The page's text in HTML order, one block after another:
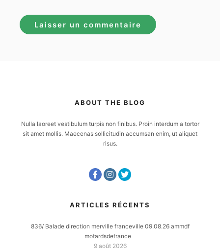
ABOUT THE BLOG
Nulla laoreet vestibulum turpis non finibus. Proin interdum a tortor
sit amet mollis. Maecenas sollicitudin accumsan enim, ut aliquet
risus.
ARTICLES RÉCENTS
836/ Balade direction merville franceville 09.08.26 ammdf
motardsdefrance
9 août 2026